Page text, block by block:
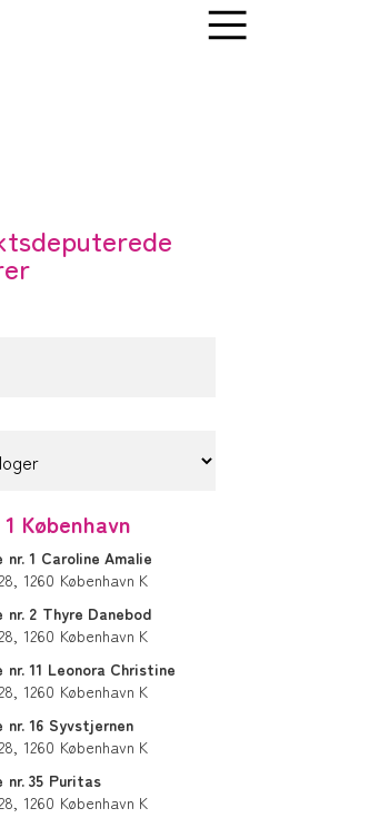
København
nr. 1 Caroline Amalie
1260 København K
nr. 2 Thyre Danebod
1260 København K
nr. 11 Leonora Christine
1260 København K
nr. 16 Syvstjernen
1260 København K
nr. 35 Puritas
1260 København K